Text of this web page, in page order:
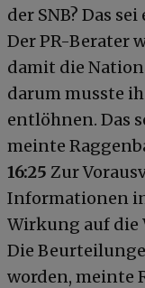
der SNB? Das
Der PR-Berater
damit die
darum musste
entlöhnen. Das
meinte
16:25 Zur
Informationen
Wirkung auf die
Die
worden, meinte